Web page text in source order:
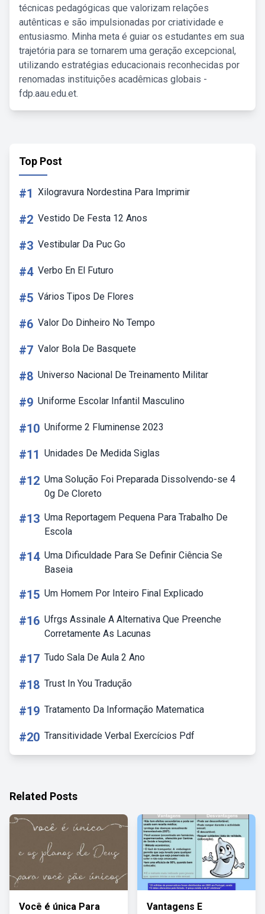
técnicas pedagógicas que valorizam relações
autênticas e são impulsionadas por criatividade e
entusiasmo. Minha meta é guiar os estudantes em sua
trajetória para se tornarem uma geração excepcional,
utilizando estratégias educacionais reconhecidas por
renomadas instituições acadêmicas globais -
fdp.aau.edu.et.
Top Post
#1 Xilogravura Nordestina Para Imprimir
#2 Vestido De Festa 12 Anos
#3 Vestibular Da Puc Go
#4 Verbo En El Futuro
#5 Vários Tipos De Flores
#6 Valor Do Dinheiro No Tempo
#7 Valor Bola De Basquete
#8 Universo Nacional De Treinamento Militar
#9 Uniforme Escolar Infantil Masculino
#10 Uniforme 2 Fluminense 2023
#11 Unidades De Medida Siglas
#12 Uma Solução Foi Preparada Dissolvendo-se 4
0g De Cloreto
#13 Uma Reportagem Pequena Para Trabalho De
Escola
#14 Uma Dificuldade Para Se Definir Ciência Se
Baseia
#15 Um Homem Por Inteiro Final Explicado
#16 Ufrgs Assinale A Alternativa Que Preenche
Corretamente As Lacunas
#17 Tudo Sala De Aula 2 Ano
#18 Trust In You Tradução
#19 Tratamento Da Informação Matematica
#20 Transitividade Verbal Exercícios Pdf
Related Posts
Você é única Para Vantagens E